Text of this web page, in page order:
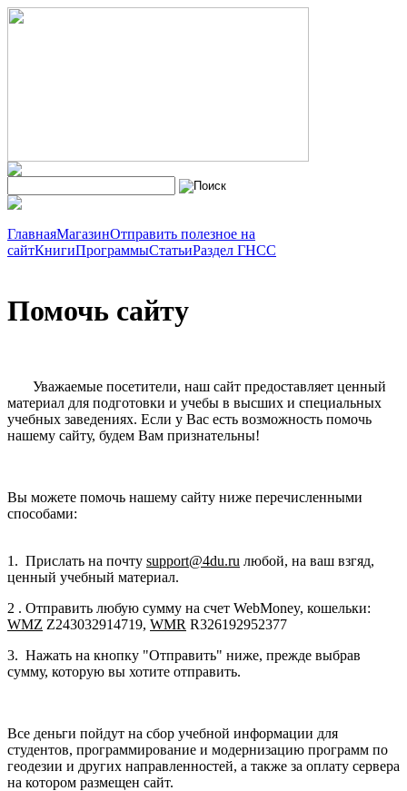
ГлавнаяМагазинОтправить полезное на
сайтКнигиПрограммыСтатьиРаздел ГНСС
Помочь сайту
Уважаемые посетители, наш сайт предоставляет ценный
материал для подготовки и учебы в высших и специальных
учебных заведениях. Если у Вас есть возможность помочь
нашему сайту, будем Вам признательны!
Вы можете помочь нашему сайту ниже перечисленными
способами:
1. Прислать на почту support@4du.ru любой, на ваш взгяд,
ценный учебный материал.
2 . Отправить любую сумму на счет WebMoney, кошельки:
WMZ Z243032914719, WMR R326192952377
3. Нажать на кнопку "Отправить" ниже, прежде выбрав
сумму, которую вы хотите отправить.
Все деньги пойдут на сбор учебной информации для
студентов, программирование и модернизацию программ по
геодезии и других направленностей, а также за оплату сервера
на котором размещен сайт.